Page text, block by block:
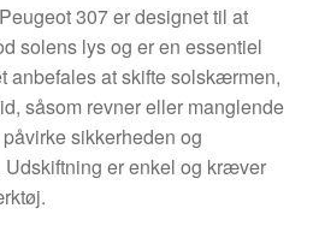
307 er designet til at
solens lys og er en essentiel
anbefales at skifte solskærmen,
såsom revner eller manglende
sikkerheden og
Udskiftning er enkel og kræver